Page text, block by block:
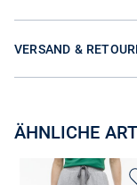
VERSAND &
ÄHNLICHE